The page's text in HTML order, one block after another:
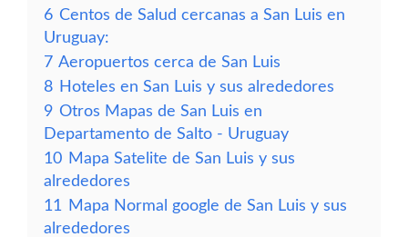
6 Centos de Salud cercanas a San Luis en
Uruguay:
7 Aeropuertos cerca de San Luis
8 Hoteles en San Luis y sus alrededores
9 Otros Mapas de San Luis en
Departamento de Salto - Uruguay
10 Mapa Satelite de San Luis y sus
alrededores
11
Mapa Normal google de San Luis y sus
alrededores